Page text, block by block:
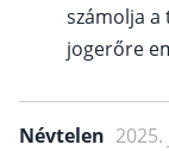
számolja
jogerőre
Névtelen